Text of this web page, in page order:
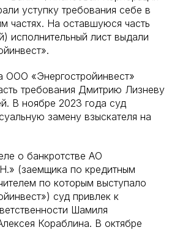
уступку требования себе в
частях. На оставшуюся часть
исполнительный лист выдали
ООО «Энергостройинвест»
требования Дмитрию Лизневу
В ноябре 2023 года суд
замену взыскателя на
о банкротстве АО
(заемщика по кредитным
по которым выступало
суд привлек к
Шамиля
Кораблина. В октябре